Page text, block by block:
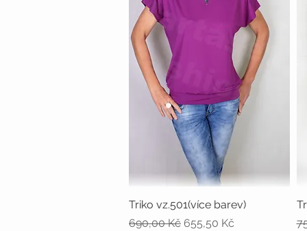
Rychlý náhled
Triko vz.501(více barev)
Běžná cena
690,00 Kč Zvýhodněná cena
655,50 Kč